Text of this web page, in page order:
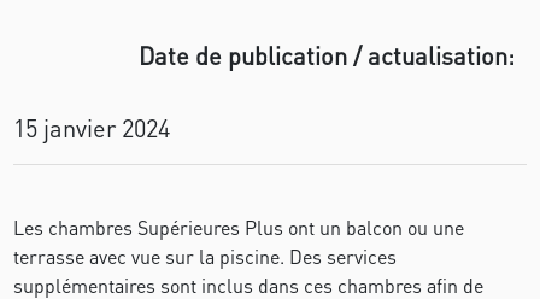
Date de publication / actualisation:
15 janvier 2024
Les chambres Supérieures Plus ont un balcon ou une
terrasse avec vue sur la piscine. Des services
supplémentaires sont inclus dans ces chambres afin de